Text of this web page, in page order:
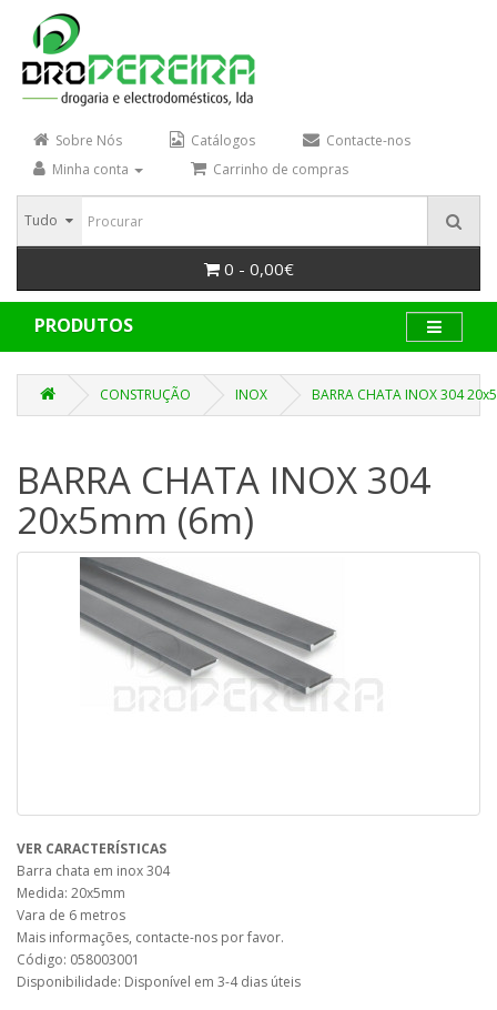
Sobre Nós Catálogos
Contacte-nos
Minha conta
Carrinho de compras
Tudo
0 - 0,00€
PRODUTOS
CONSTRUÇÃO INOX BARRA CHATA INOX 304
BARRA CHATA INOX 304
20x5mm (6m)
VER CARACTERÍSTICAS
Barra chata em inox 304
Medida: 20x5mm
Vara de 6 metros
Mais informações, contacte-nos por favor.
Código: 058003001
Disponibilidade: Disponível em 3-4 dias úteis